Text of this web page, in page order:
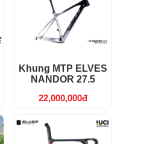
Khung MTP ELVES
NANDOR 27.5
22,000,000đ